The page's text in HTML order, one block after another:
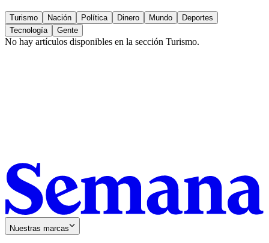
Turismo Nación Política Dinero Mundo
Deportes
Tecnología
Gente
No hay artículos disponibles en la sección Turismo.
Nuestras marcas